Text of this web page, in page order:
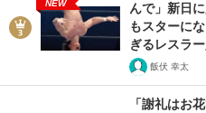
NEW
んで」新日
もスターに
ぎるレスラー
飯伏 幸太
「謝礼はお